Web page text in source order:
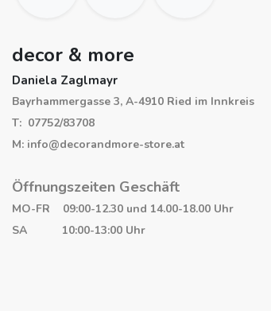
decor & more
Daniela Zaglmayr
Bayrhammergasse 3, A-4910 Ried im Innkreis
T: 07752/83708
M: info@decorandmore-store.at
Öffnungszeiten Geschäft
MO-FR 09:00-12.30 und 14.00-18.00 Uhr
SA 10:00-13:00 Uhr